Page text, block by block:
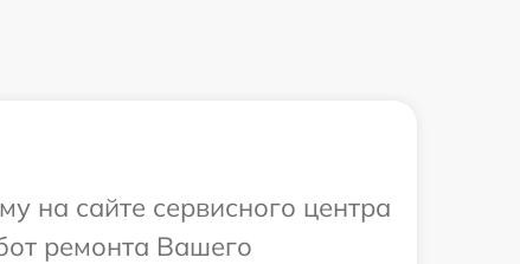
на сайте сервисного центра
ремонта Вашего